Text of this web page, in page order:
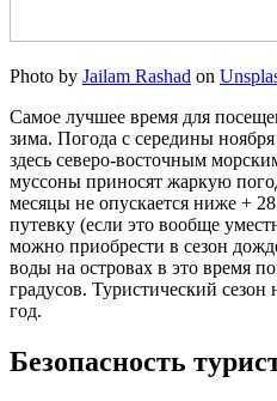
Photo by Jailam Rashad on
Самое лучшее время для
зима. Погода с середины
здесь северо-восточным
муссоны приносят жаркую
месяцы не опускается ниже +
путевку (если это вообще
можно приобрести в сезон
воды на островах в это время
градусов. Туристический
год.
Безопасность